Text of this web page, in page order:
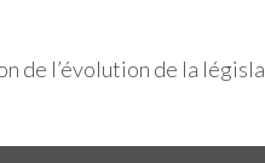
de l’évolution de la